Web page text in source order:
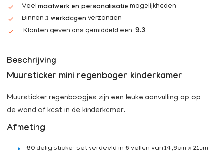
Veel maatwerk en personalisatie mogelijkheden
Binnen 3 werkdagen verzonden
Klanten geven ons gemiddeld een 9.3
Beschrijving
Muursticker mini regenbogen kinderkamer
Muursticker regenboogjes zijn een leuke aanvulling op op
de wand of kast in de kinderkamer.
Afmeting
60 delig sticker set verdeeld in 6 vellen van 14,8cm x 21cm